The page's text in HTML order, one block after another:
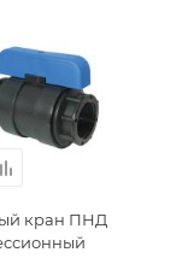
кран ПНД